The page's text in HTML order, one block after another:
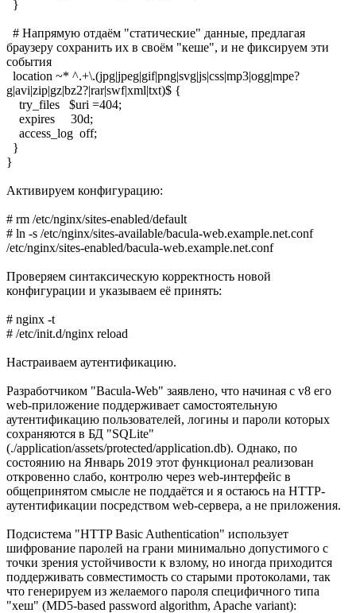
}
# Напрямую отдаём "статические" данные, предлагая
браузеру сохранить их в своём "кеше", и не фиксируем эти
события
location ~* ^.+\.(jpg|jpeg|gif|png|svg|js|css|mp3|ogg|mpe?
g|avi|zip|gz|bz2?|rar|swf|xml|txt)$ {
try_files $uri =404;
expires 30d;
access_log off;
}
}
Активируем конфигурацию:
# rm /etc/nginx/sites-enabled/default
# ln -s /etc/nginx/sites-available/bacula-web.example.net.conf
/etc/nginx/sites-enabled/bacula-web.example.net.conf
Проверяем синтаксическую корректность новой
конфигурации и указываем её принять:
# nginx -t
# /etc/init.d/nginx reload
Настраиваем аутентификацию.
Разработчиком "Bacula-Web" заявлено, что начиная с v8 его
web-приложение поддерживает самостоятельную
аутентификацию пользователей, логины и пароли которых
сохраняются в БД "SQLite"
(./application/assets/protected/application.db). Однако, по
состоянию на Январь 2019 этот функционал реализован
откровенно слабо, контролю через web-интерфейс в
общепринятом смысле не поддаётся и я остаюсь на HTTP-
аутентификации посредством web-сервера, а не приложения.
Подсистема "HTTP Basic Authentication" использует
шифрование паролей на грани минимально допустимого с
точки зрения устойчивости к взлому, но иногда приходится
поддерживать совместимость со старыми протоколами, так
что генерируем из желаемого пароля специфичного типа
"хеш" (MD5-based password algorithm, Apache variant):